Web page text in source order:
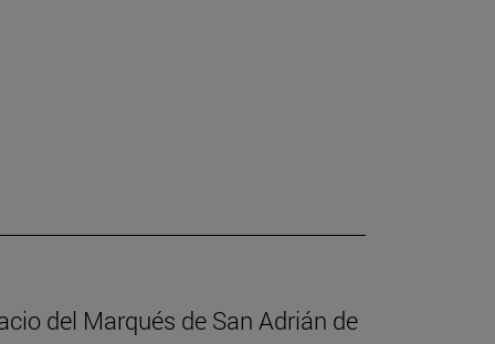
del Marqués de San Adrián de